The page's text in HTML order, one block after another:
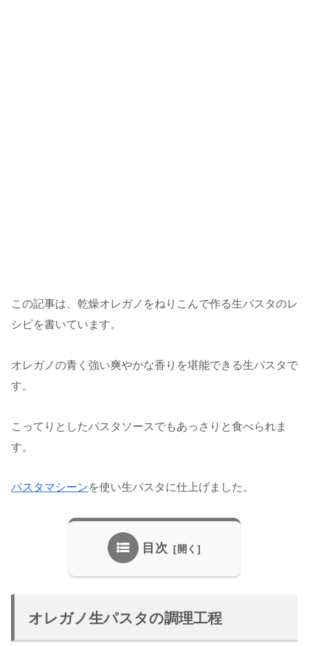
この記事は、乾燥オレガノをねりこんで作る生パスタのレ
シピを書いています。
オレガノの青く強い爽やかな香りを堪能できる生パスタで
す。
こってりとしたパスタソースでもあっさりと食べられま
す。
パスタマシーンを使い生パスタに仕上げました。
目次
オレガノ生パスタの調理工程